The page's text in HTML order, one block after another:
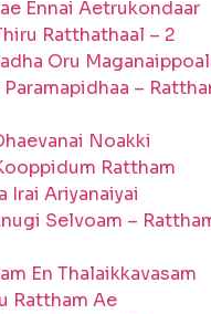
Ennai Aetrukondaar
Ratthathaal – 2
Oru
–
Noakki
Rattham
Irai Ariyanaiyai
Selvoam –
En Thalaikkavasam
Rattham Ae